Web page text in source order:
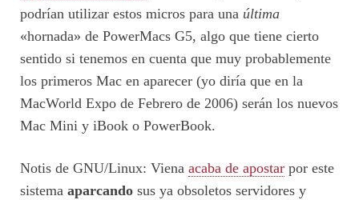
podrían utilizar estos micros para una última
«hornada» de PowerMacs G5, algo que tiene cierto
sentido si tenemos en cuenta que muy probablemente
los primeros Mac en aparecer (yo diría que en la
MacWorld Expo de Febrero de 2006) serán los nuevos
Mac Mini y iBook o PowerBook.
Notis de GNU/Linux: Viena acaba de apostar por este
sistema aparcando sus ya obsoletos servidores y